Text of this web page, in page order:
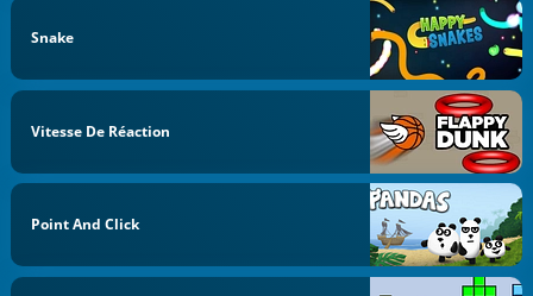
Snake
Vitesse De Réaction
Point And Click